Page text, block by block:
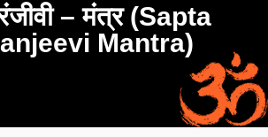
– मंत्र (Sapta
Mantra)